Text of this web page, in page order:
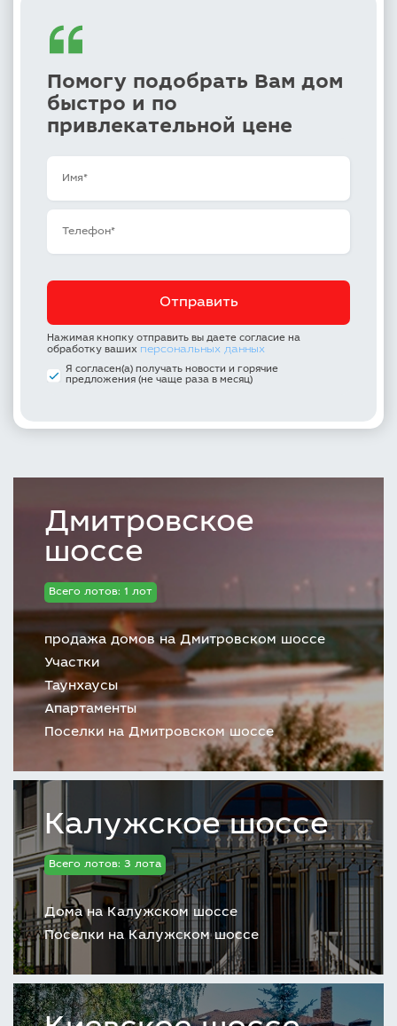
Помогу подобрать Вам дом
быстро и по
привлекательной цене
Нажимая кнопку отправить вы даете согласие на
обработку ваших персональных данных
Я согласен(а) получать новости и горячие
предложения (не чаще раза в месяц)
Дмитровское
шоссе
Всего лотов: 1 лот
продажа домов на Дмитровском шоссе
Участки
Таунхаусы
Апартаменты
Поселки на Дмитровском шоссе
Калужское шоссе
Всего лотов: 3 лота
Дома на Калужском шоссе
Поселки на Калужском шоссе